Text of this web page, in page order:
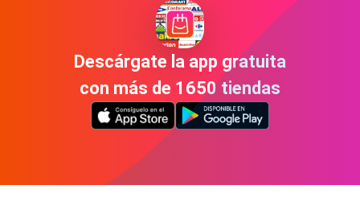
Descárgate la app gratuita
con más de 1650 tiendas